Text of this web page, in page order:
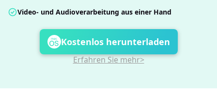
Video- und Audioverarbeitung aus einer Hand
Kostenlos herunterladen
Erfahren Sie mehr>